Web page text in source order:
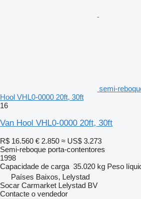
semi-
Hool VHL0-0000 20ft, 30ft
16
Van Hool VHL0-0000 20ft, 30ft
R$ 16.560 € 2.850 ≈ US$ 3.273
Semi-reboque porta-contentores
1998
Capacidade de carga 35.020 kg Peso
Países Baixos, Lelystad
Socar Carmarket Lelystad BV
Contacte o vendedor